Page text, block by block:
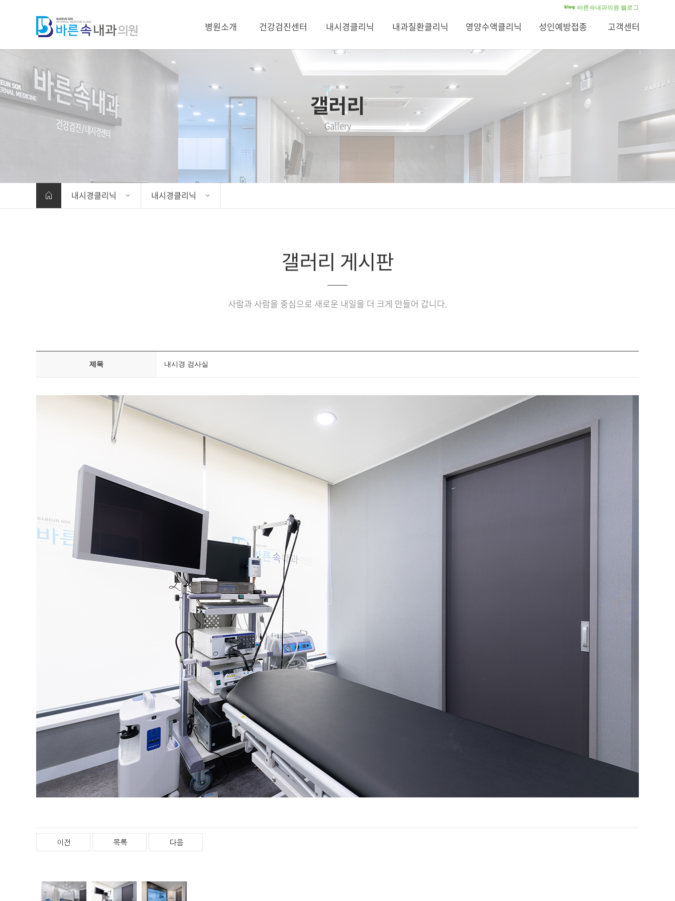
바른속내과의원 블로그
병원소개 건강검진센터 내시경클리닉 내과질환클리닉 영양수액클리닉 성인예방접종 고객센터
병원 둘러보기
장비소개
찾아오시는길
비급여항목 안내
공단 일반검진
공단 5대암검진
내시경클리닉
대장내시경
용종절제술
수면내시경
골다공증
영양수액클리닉 공지사항
갤러리
Gallery
내시경클리닉 내시경클리닉
갤러리 게시판
사람과 사람을 중심으로 새로운 내일을 더 크게 만들어 갑니다.
제목 내시경 검사실